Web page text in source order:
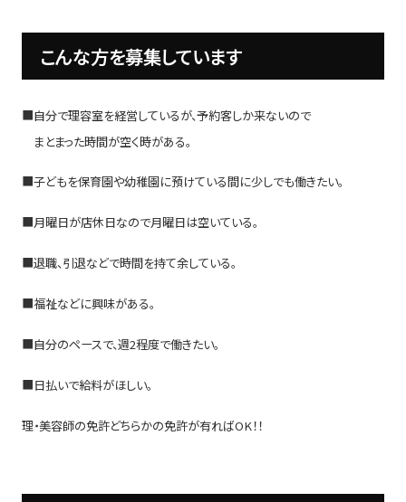
こんな方を募集しています
■自分で理容室を経営しているが、予約客しか来ないので
まとまった時間が空く時がある。
■子どもを保育園や幼稚園に預けている間に少しでも働きたい。
■月曜日が店休日なので月曜日は空いている。
■退職、引退などで時間を持て余している。
■福祉などに興味がある。
■自分のペースで、週2程度で働きたい。
■日払いで給料がほしい。
理・美容師の免許どちらかの免許が有ればOK！！